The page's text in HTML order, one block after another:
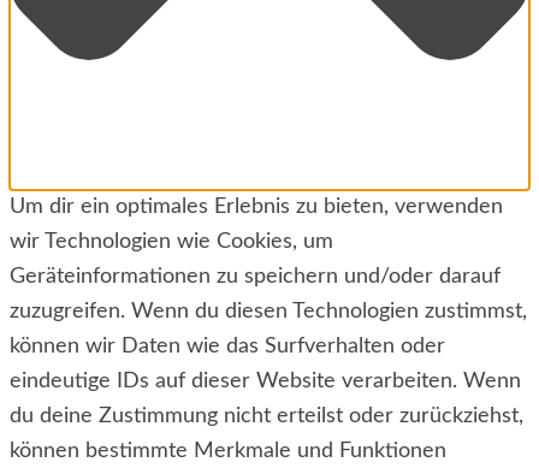
Um dir ein optimales Erlebnis zu bieten, verwenden
wir Technologien wie Cookies, um
Geräteinformationen zu speichern und/oder darauf
zuzugreifen. Wenn du diesen Technologien zustimmst,
können wir Daten wie das Surfverhalten oder
eindeutige IDs auf dieser Website verarbeiten. Wenn
du deine Zustimmung nicht erteilst oder zurückziehst,
können bestimmte Merkmale und Funktionen